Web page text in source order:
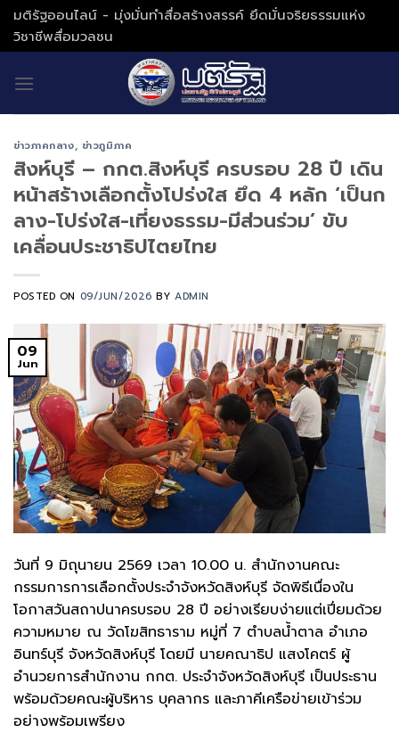
Skip
to
content
มติรัฐออนไลน์ - มุ่งมั่นทำสื่อสร้างสรรค์ ยึดมั่นจริยธรรมแห่ง
วิชาชีพสื่อมวลชน
ข่าวภาคกลาง, ข่าวภูมิภาค
สิงห์บุรี – กกต.สิงห์บุรี ครบรอบ 28 ปี เดิน
หน้าสร้างเลือกตั้งโปร่งใส ยึด 4 หลัก ‘เป็นก
ลาง-โปร่งใส-เที่ยงธรรม-มีส่วนร่วม’ ขับ
เคลื่อนประชาธิปไตยไทย
POSTED ON 09/JUN/2026 BYADMIN
09
Jun
วันที่ 9 มิถุนายน 2569 เวลา 10.00 น. สำนักงานคณะ
กรรมการการเลือกตั้งประจำจังหวัดสิงห์บุรี จัดพิธีเนื่องใน
โอกาสวันสถาปนาครบรอบ 28 ปี อย่างเรียบง่ายแต่เปี่ยมด้วย
ความหมาย ณ วัดโฆสิทธาราม หมู่ที่ 7 ตำบลน้ำตาล อำเภอ
อินทร์บุรี จังหวัดสิงห์บุรี โดยมี นายคณาธิป แสงโคตร์ ผู้
อำนวยการสำนักงาน กกต. ประจำจังหวัดสิงห์บุรี เป็นประธาน
พร้อมด้วยคณะผู้บริหาร บุคลากร และภาคีเครือข่ายเข้าร่วม
อย่างพร้อมเพรียง